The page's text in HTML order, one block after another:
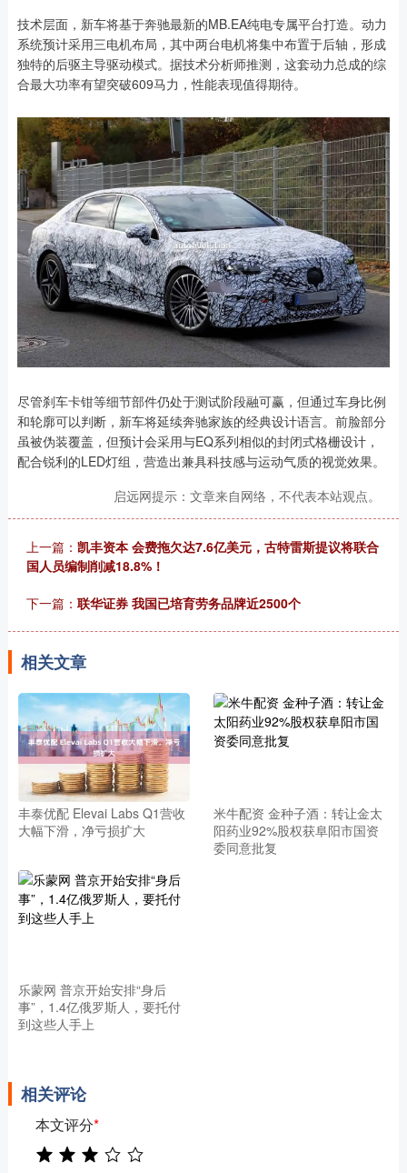
技术层面，新车将基于奔驰最新的MB.EA纯电专属平台打造。动力
系统预计采用三电机布局，其中两台电机将集中布置于后轴，形成
独特的后驱主导驱动模式。据技术分析师推测，这套动力总成的综
合最大功率有望突破609马力，性能表现值得期待。
尽管刹车卡钳等细节部件仍处于测试阶段融可赢，但通过车身比例
和轮廓可以判断，新车将延续奔驰家族的经典设计语言。前脸部分
虽被伪装覆盖，但预计会采用与EQ系列相似的封闭式格栅设计，
配合锐利的LED灯组，营造出兼具科技感与运动气质的视觉效果。
启远网提示：文章来自网络，不代表本站观点。
上一篇： 凯丰资本 会费拖欠达7.6亿美元，古特雷斯提议将联合
国人员编制削减18.8%！
下一篇： 联华证券 我国已培育劳务品牌近2500个
相关文章
丰泰优配 Elevai Labs Q1营收
大幅下滑，净亏损扩大
米牛配资 金种子酒：转让金太
阳药业92%股权获阜阳市国资
委同意批复
乐蒙网 普京开始安排“身后
事”，1.4亿俄罗斯人，要托付
到这些人手上
相关评论
本文评分*